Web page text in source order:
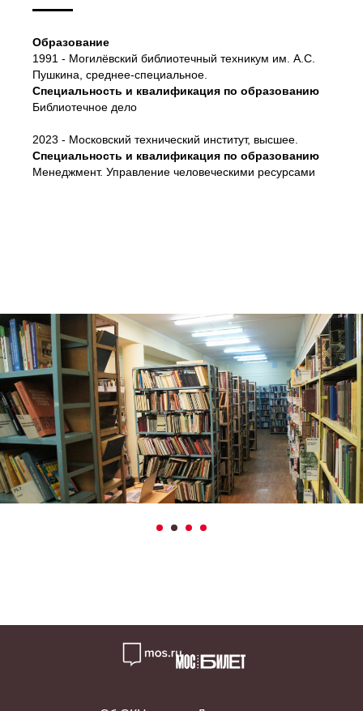
Образование
1991 - Могилёвский библиотечный техникум им. А.С.
Пушкина, среднее-специальное.
Специальность и квалификация по образованию
Библиотечное дело
2023 - Московский технический институт, высшее.
Специальность и квалификация по образованию
Менеджмент. Управление человеческими ресурсами